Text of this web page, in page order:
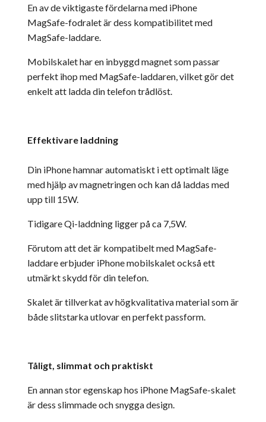
En av de viktigaste fördelarna med iPhone
MagSafe-fodralet är dess kompatibilitet med
MagSafe-laddare.
Mobilskalet har en inbyggd magnet som passar
perfekt ihop med MagSafe-laddaren, vilket gör det
enkelt att ladda din telefon trådlöst.
Effektivare laddning
Din iPhone hamnar automatiskt i ett optimalt läge
med hjälp av magnetringen och kan då laddas med
upp till 15W.
Tidigare Qi-laddning ligger på ca 7,5W.
Förutom att det är kompatibelt med MagSafe-
laddare erbjuder iPhone mobilskalet också ett
utmärkt skydd för din telefon.
Skalet är tillverkat av högkvalitativa material som är
både slitstarka utlovar en perfekt passform.
Tåligt, slimmat och praktiskt
En annan stor egenskap hos iPhone MagSafe-skalet
är dess slimmade och snygga design.